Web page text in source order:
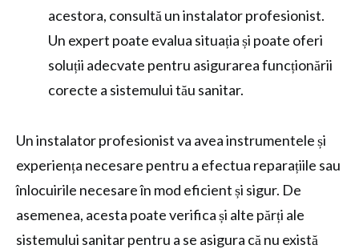
acestora, consultă un instalator profesionist.
Un expert poate evalua situația și poate oferi
soluții adecvate pentru asigurarea funcționării
corecte a sistemului tău sanitar.
Un instalator profesionist va avea instrumentele și
experiența necesare pentru a efectua reparațiile sau
înlocuirile necesare în mod eficient și sigur. De
asemenea, acesta poate verifica și alte părți ale
sistemului sanitar pentru a se asigura că nu există